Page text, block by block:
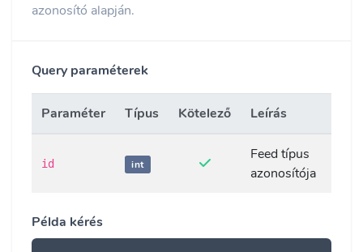
azonosító alapján.
Query paraméterek
Paraméter Típus Kötelező Leírás
id int
Feed típus
azonosítója
Példa kérés